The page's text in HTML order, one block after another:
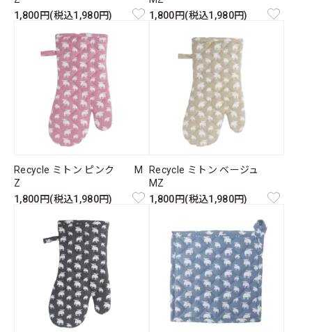
1,800円(税込1,980円)
1,800円(税込1,980円)
Recycle ミトン ピンク M
Z
1,800円(税込1,980円)
Recycle ミトン ベージュ
MZ
1,800円(税込1,980円)